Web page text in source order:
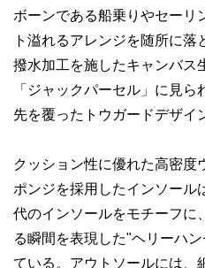
ボーンである船乗りやセーリ
ト溢れるアレンジを随所に落
撥水加工を施したキャンバス
「ジャックパーセル」に見
先を覆ったトウガードデザイ
クッション性に優れた高密度
ポンジを採用したインソール
代のインソールをモチーフに
る瞬間を表現した"ヘリーハ
ている。アウトソールには、